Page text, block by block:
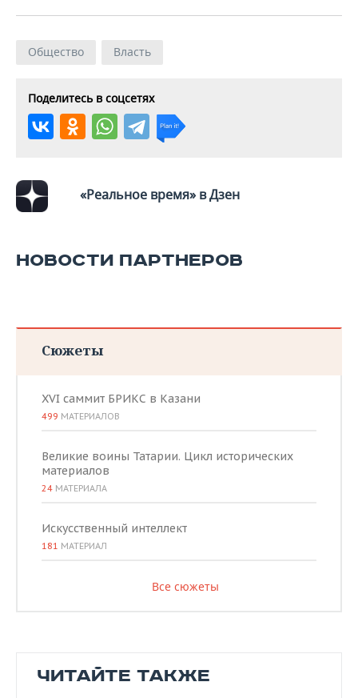
Общество Власть
Поделитесь в соцсетях
«Реальное время» в Дзен
НОВОСТИ ПАРТНЕРОВ
Сюжеты
XVI саммит БРИКС в Казани
499 МАТЕРИАЛОВ
Великие воины Татарии. Цикл исторических
материалов
24 МАТЕРИАЛА
Искусственный интеллект
181 МАТЕРИАЛ
Все сюжеты
ЧИТАЙТЕ ТАКЖЕ